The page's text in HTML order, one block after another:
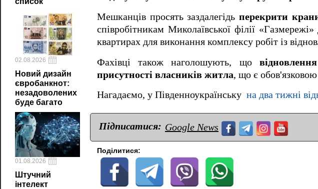
02.08.2026
Новий дизайн
євробанкнот:
незадоволених
буде багато
01.08.2026
Штучний
інтелект
Мешканців просять заздалегідь перекрити
співробітникам Миколаївської філії
квартирах для виконання комплексу робіт із
Фахівці також наголошують, що
присутності власників житла, що є
Нагадаємо, у Південноукраїнську на два тижні
Підписатися: Google News
Поділитися: